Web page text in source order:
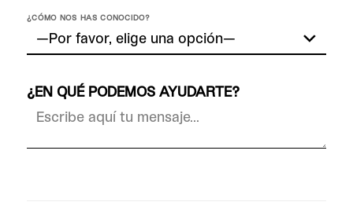
¿CÓMO NOS HAS CONOCIDO?
¿EN QUÉ PODEMOS AYUDARTE?